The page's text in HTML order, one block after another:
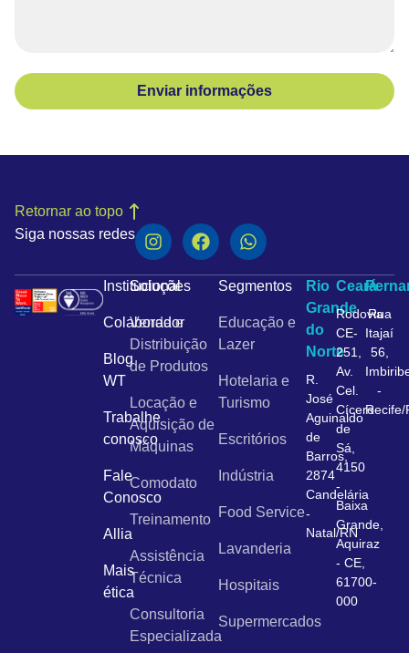
Enviar informações
Siga nossas redes
Retornar ao topo
Institucional
Colaborador
Blog
WT
Trabalhe
conosco
Fale
Conosco
Allia
Mais
ética
Soluções
Venda e
Distribuição
de Produtos
Locação e
Aquisição de
Máquinas
Comodato
Treinamento
Assistência
Técnica
Consultoria
Especializada
Segmentos
Educação e
Lazer
Hotelaria e
Turismo
Escritórios
Indústria
Food Service
Lavanderia
Hospitais
Supermercados
Rio
Grande
do
Norte
R.
José
Aguinaldo
de
Barros,
2874
Candelária
-
Natal/RN
Ceará
Rodovia
CE-
251,
Av.
Cel.
Cícero
de
Sá,
4150
-
Baixa
Grande,
Aquiraz
- CE,
61700-
000
Rua
Itajaí
56,
-
Recife/